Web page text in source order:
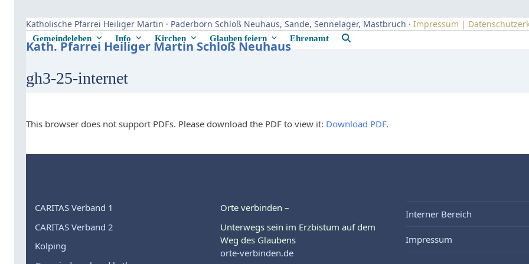
content
Katholische Pfarrei Heiliger Martin · Paderborn Schloß Neuhaus, Sande, Sennelager, Mastbruch · Impressum |
Kath. Pfarrei Heiliger Martin Schloß Neuhaus
Gemeindeleben Info Kirchen Glauben feiern Ehrenamt
gh3-25-internet
This browser does not support PDFs. Please download the PDF to view it: Download PDF.
CARITAS Verband 1
CARITAS Verband 2
Kolping
Orte verbinden –
Unterwegs sein im Erzbistum auf dem
Weg des Glaubens
orte-verbinden.de
Interner Bereich
Impressum